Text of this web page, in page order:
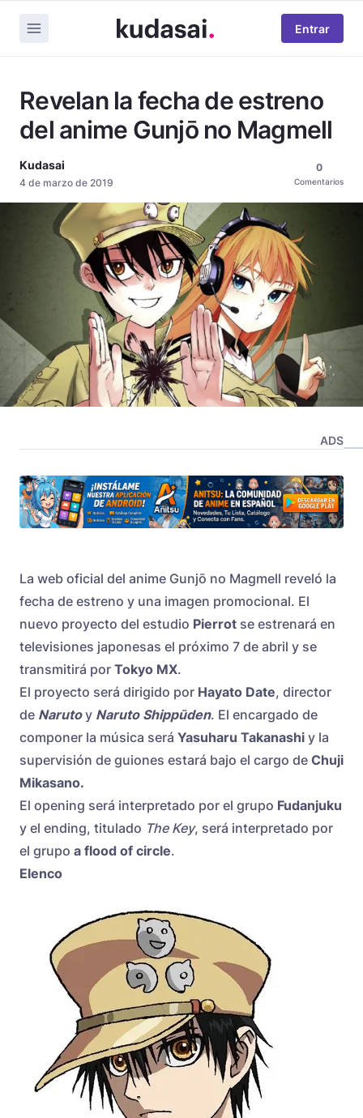
Entrar
Revelan la fecha de estreno
del anime Gunjō no Magmell
Kudasai
4 de marzo de 2019
0
Comentarios
ADS
La web oficial del anime Gunjō no Magmell reveló la
fecha de estreno y una imagen promocional. El
nuevo proyecto del estudio Pierrot se estrenará en
televisiones japonesas el próximo 7 de abril y se
transmitirá por Tokyo MX.
El proyecto será dirigido por Hayato Date, director
de Narutoy Naruto Shippūden. El encargado de
componer la música será Yasuharu Takanashi y la
supervisión de guiones estará bajo el cargo de Chuji
Mikasano.
El opening será interpretado por el grupo Fudanjuku
y el ending, titulado The Key, será interpretado por
el grupo a flood of circle.
Elenco